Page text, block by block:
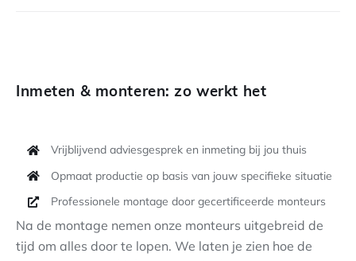
Inmeten & monteren: zo werkt het
Vrijblijvend adviesgesprek en inmeting bij jou thuis
Opmaat productie op basis van jouw specifieke situatie
Professionele montage door gecertificeerde monteurs
Na de montage nemen onze monteurs uitgebreid de
tijd om alles door te lopen. We laten je zien hoe de